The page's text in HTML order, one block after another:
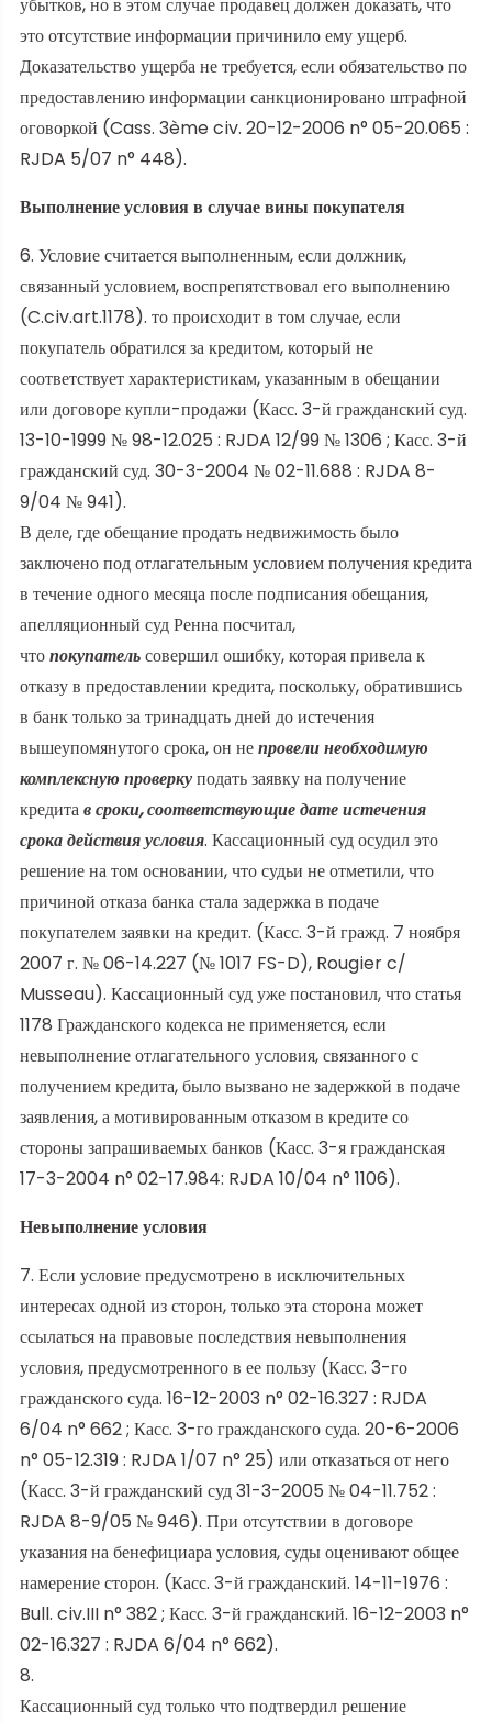
это отсутствие информации причинило ему ущерб.
Доказательство ущерба не требуется, если обязательство по
предоставлению информации санкционировано штрафной
оговоркой (Cass. 3ème civ. 20-12-2006 n° 05-20.065 :
RJDA 5/07 n° 448).
Выполнение условия в случае вины покупателя
6. Условие считается выполненным, если должник,
связанный условием, воспрепятствовал его выполнению
(C.civ.art.1178). то происходит в том случае, если
покупатель обратился за кредитом, который не
соответствует характеристикам, указанным в обещании
или договоре купли-продажи (Касс. 3-й гражданский суд.
13-10-1999 № 98-12.025 : RJDA 12/99 № 1306 ; Касс. 3-й
гражданский суд. 30-3-2004 № 02-11.688 : RJDA 8-
9/04 № 941).
В деле, где обещание продать недвижимость было
заключено под отлагательным условием получения кредита
в течение одного месяца после подписания обещания,
апелляционный суд Ренна посчитал,
чтопокупательсовершил ошибку, которая привела к
отказу в предоставлении кредита, поскольку, обратившись
в банк только за тринадцать дней до истечения
вышеупомянутого срока, он непровели необходимую
комплексную проверкуподать заявку на получение
кредитав сроки, соответствующие дате истечения
срока действия условия. Кассационный суд осудил это
решение на том основании, что судьи не отметили, что
причиной отказа банка стала задержка в подаче
покупателем заявки на кредит. (Касс. 3-й гражд. 7 ноября
2007 г. № 06-14.227 (№ 1017 FS-D), Rougier c/
Musseau). Кассационный суд уже постановил, что статья
1178 Гражданского кодекса не применяется, если
невыполнение отлагательного условия, связанного с
получением кредита, было вызвано не задержкой в подаче
заявления, а мотивированным отказом в кредите со
стороны запрашиваемых банков (Касс. 3-я гражданская
17-3-2004 n° 02-17.984: RJDA 10/04 n° 1106).
Невыполнение условия
7. Если условие предусмотрено в исключительных
интересах одной из сторон, только эта сторона может
ссылаться на правовые последствия невыполнения
условия, предусмотренного в ее пользу (Касс. 3-го
гражданского суда. 16-12-2003 n° 02-16.327 : RJDA
6/04 n° 662 ; Касс. 3-го гражданского суда. 20-6-2006
n° 05-12.319 : RJDA 1/07 n° 25) или отказаться от него
(Касс. 3-й гражданский суд 31-3-2005 № 04-11.752 :
RJDA 8-9/05 № 946). При отсутствии в договоре
указания на бенефициара условия, суды оценивают общее
намерение сторон. (Касс. 3-й гражданский. 14-11-1976 :
Bull. civ.III n° 382 ; Касс. 3-й гражданский. 16-12-2003 n°
02-16.327 : RJDA 6/04 n° 662).
8.
Кассационный суд только что подтвердил решение